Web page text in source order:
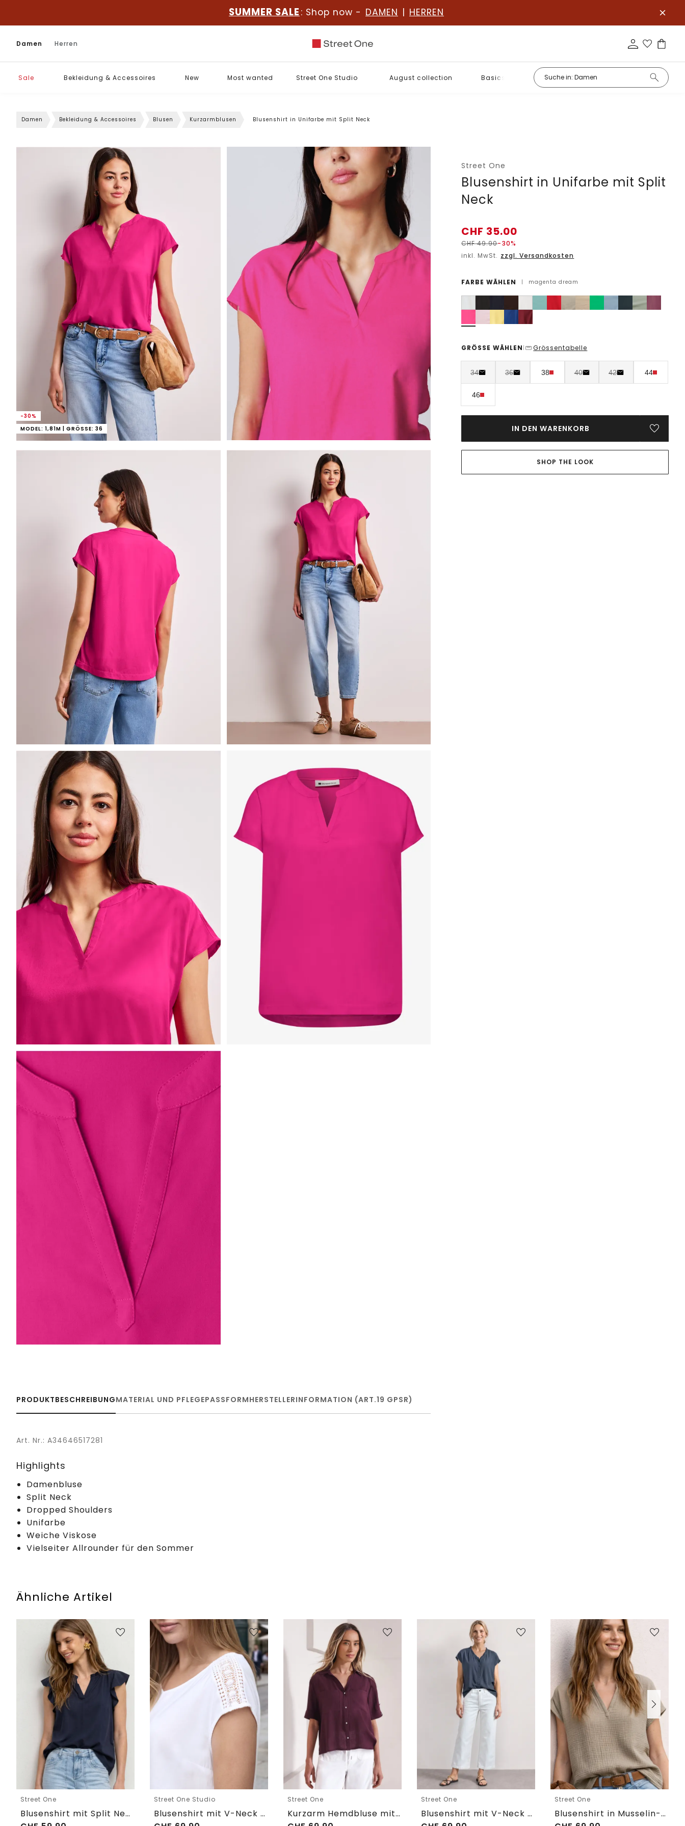
SUMMER SALE : Shop now - DAMEN | HERREN
Damen Herren
Sale Bekleidung & Accessoires New Most wanted Street One Studio August collection Basics
Damen Bekleidung & Accessoires Blusen Kurzarmblusen Blusenshirt in Unifarbe mit Split Neck
-30%
MODEL: 1,81M | GRÖSSE: 36
Street One
Blusenshirt in Unifarbe mit Split
Neck
CHF 35.00
CHF49.90-30%
inkl. MwSt. zzgl. Versandkosten
FARBE WÄHLEN | magenta dream
GRÖSSE WÄHLEN | Grössentabelle
34 36 38 40 42 44
46
IN DEN WARENKORB
SHOP THE LOOK
PRODUKTBESCHREIBUNGMATERIAL UND PFLEGEPASSFORMHERSTELLERINFORMATION (ART.19 GPSR)
Art. Nr.: A34646517281
Highlights
Damenbluse
Split Neck
Dropped Shoulders
Unifarbe
Weiche Viskose
Vielseiter Allrounder für den Sommer
Ähnliche Artikel
Street One
Blusenshirt mit Split Neck und Volant-Ärmeln
Street One Studio
Blusenshirt mit V-Neck und Spitze
Street One
Kurzarm Hemdbluse mit Turn-Up-Details
Street One
Blusenshirt mit V-Neck und Rüschen
Street One
Blusenshirt in Musselin-Qualität